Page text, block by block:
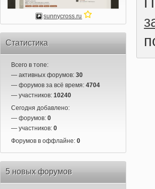
sunnycross.ru
Статистика
Всего в топе:
— активных форумов: 30
— форумов за всё время: 4704
— участников: 10240
Сегодня добавлено:
— форумов: 0
— участников: 0
Форумов в оффлайне: 0
5 новых форумов